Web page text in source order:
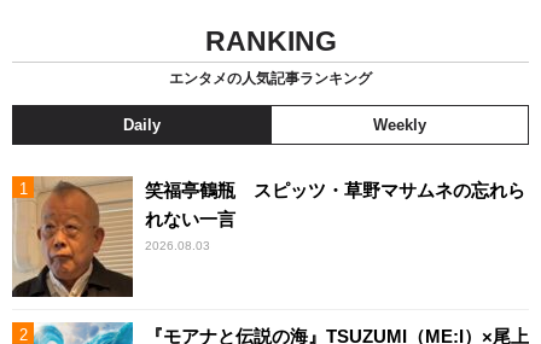
RANKING
エンタメの人気記事ランキング
Daily Weekly
笑福亭鶴瓶 スピッツ・草野マサムネの忘れら
れない一言
2026.08.03
『モアナと伝説の海』TSUZUMI（ME:I）×尾上